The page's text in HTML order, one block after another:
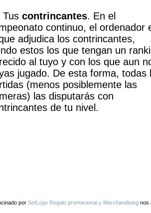
Tus contrincantes. En el
continuo, el ordenador
adjudica los contrincantes,
estos los que tengan un
al tuyo y con los que aun
jugado. De esta forma, todas
(menos posiblemente las
las disputarás con
de tu nivel.
por SetLogo Regalo promocional y Merchandisingnos